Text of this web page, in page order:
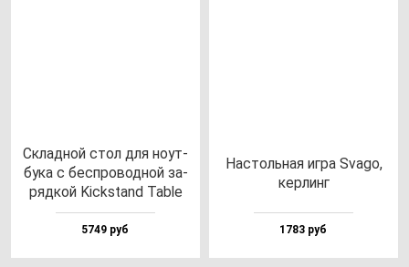
Склад­ной стол для но­ут­
бу­ка с бес­про­вод­ной за­
ряд­кой Kick­stand Tab­le
5749 руб
Нас­толь­ная иг­ра Sva­go,
кер­линг
1783 руб